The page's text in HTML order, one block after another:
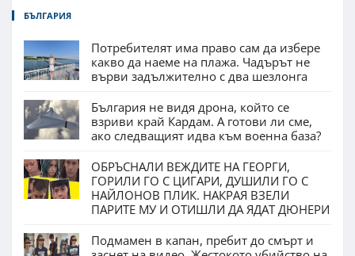
БЪЛГАРИЯ
Потребителят има право сам да избере
какво да наеме на плажа. Чадърът не
върви задължително с два шезлонга
България не видя дрона, който се
взриви край Кардам. А готови ли сме,
ако следващият идва към военна база?
ОБРЪСНАЛИ ВЕЖДИТЕ НА ГЕОРГИ,
ГОРИЛИ ГО С ЦИГАРИ, ДУШИЛИ ГО С
НАЙЛОНОВ ПЛИК. НАКРАЯ ВЗЕЛИ
ПАРИТЕ МУ И ОТИШЛИ ДА ЯДАТ ДЮНЕРИ
Подмамен в капан, пребит до смърт и